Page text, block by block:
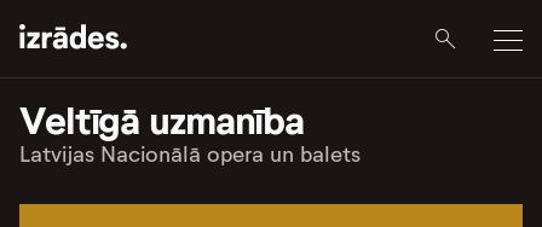
Veltīgā uzmanība
Latvijas Nacionālā opera un balets